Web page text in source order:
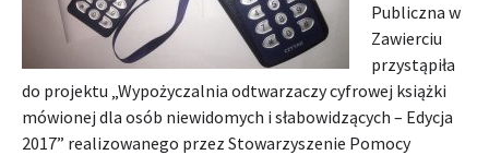
Publiczna w
Zawierciu
przystąpiła
do projektu „Wypożyczalnia odtwarzaczy cyfrowej książki
mówionej dla osób niewidomych i słabowidzących – Edycja
2017” realizowanego przez Stowarzyszenie Pomocy